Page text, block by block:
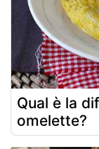
Qual è la
omelette?